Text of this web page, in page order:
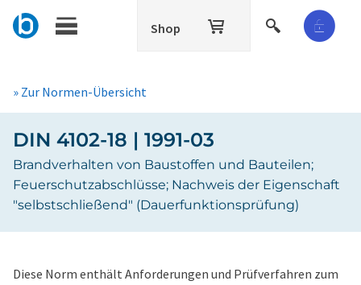
Shop
» Zur Normen-Übersicht
DIN 4102-18 | 1991-03
Brandverhalten von Baustoffen und Bauteilen;
Feuerschutzabschlüsse; Nachweis der Eigenschaft
"selbstschließend" (Dauerfunktionsprüfung)
Diese Norm enthält Anforderungen und Prüfverfahren zum